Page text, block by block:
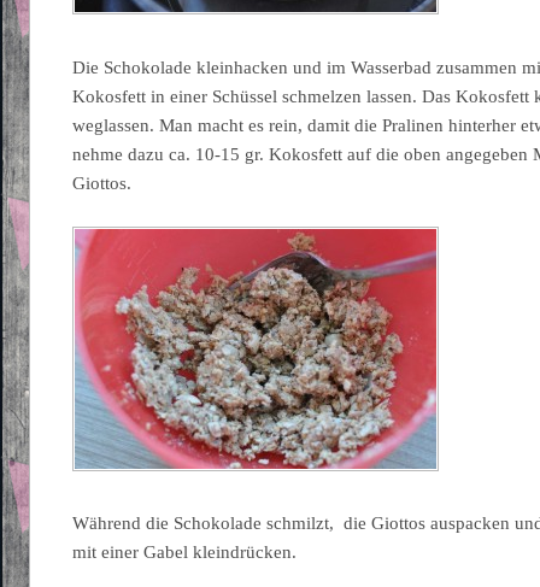
Die Schokolade kleinhacken und im Wasserbad zusammen
Kokosfett in einer Schüssel schmelzen lassen. Das
weglassen. Man macht es rein, damit die Pralinen hinterher
nehme dazu ca. 10-15 gr. Kokosfett auf die oben angegeben
Giottos.
Während die Schokolade schmilzt, die Giottos auspacken
mit einer Gabel kleindrücken.